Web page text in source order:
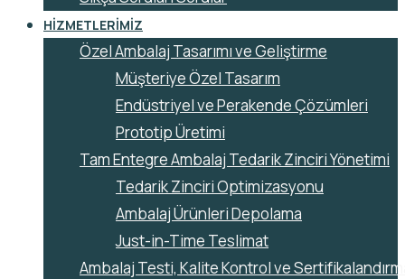
HIZMETLERIMIZ
Özel Ambalaj Tasarımı ve Geliştirme
Müşteriye Özel Tasarım
Endüstriyel ve Perakende Çözümleri
Prototip Üretimi
Tam Entegre Ambalaj Tedarik Zinciri Yönetimi
Tedarik Zinciri Optimizasyonu
Ambalaj Ürünleri Depolama
Just-in-Time Teslimat
Ambalaj Testi, Kalite Kontrol ve